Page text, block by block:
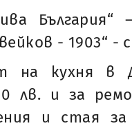
- 1903“ -
на кухня в
лв. и за
и стая за